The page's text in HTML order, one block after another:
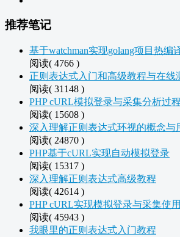
推荐笔记
基于watchman实现golang项目热编
阅读( 4766 )
正则表达式入门和高级教程与在线
阅读( 31148 )
PHP cURL模拟登录与采集分析过
阅读( 15608 )
深入理解正则表达式环视的概念与
阅读( 24870 )
PHP基于cURL实现自动模拟登录
阅读( 15317 )
深入理解正则表达式高级教程
阅读( 42614 )
PHP cURL实现模拟登录与采集使
阅读( 45943 )
我眼里的正则表达式入门教程